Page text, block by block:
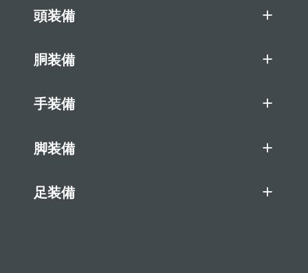
頭装備
胴装備
手装備
脚装備
足装備